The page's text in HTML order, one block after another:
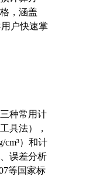
，涵盖
户快速掌
种常用计
具法），
cm³）和计
误差分析
等国家标